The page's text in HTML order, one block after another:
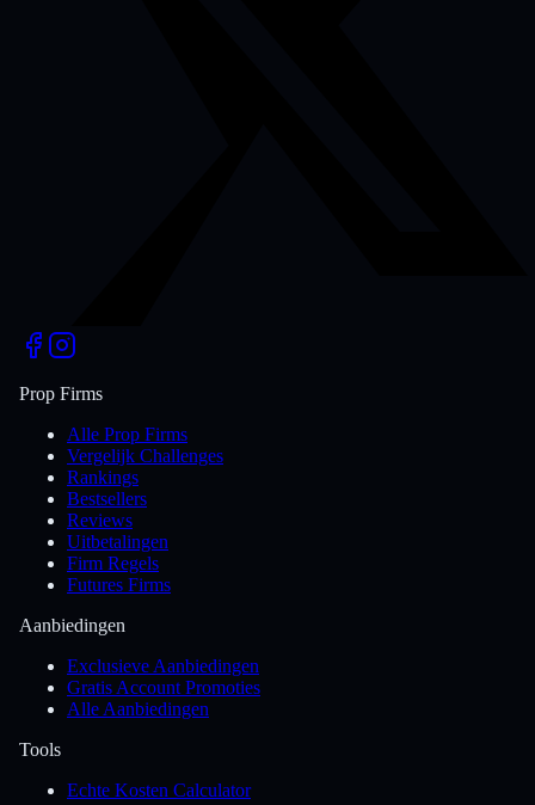
Prop Firms
Alle Prop Firms
Vergelijk Challenges
Rankings
Bestsellers
Reviews
Uitbetalingen
Firm Regels
Futures Firms
Aanbiedingen
Exclusieve Aanbiedingen
Gratis Account Promoties
Alle Aanbiedingen
Tools
Echte Kosten Calculator